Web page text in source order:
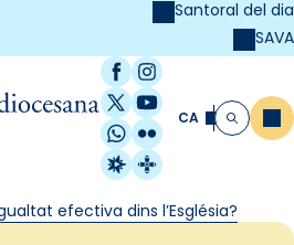
Santoral del dia
SAVA
Facebook
Instagram
X / Twitter
YouTube
WhatsApp
Flickr
Radio Estel
Catalunya
CA Cerca
efectiva dins l’Església?